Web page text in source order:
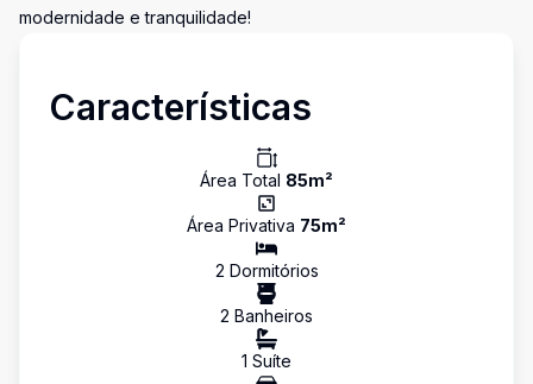
modernidade e tranquilidade!
Características
Área Total 85m²
Área Privativa 75m²
2 Dormitórios
2 Banheiros
1 Suíte